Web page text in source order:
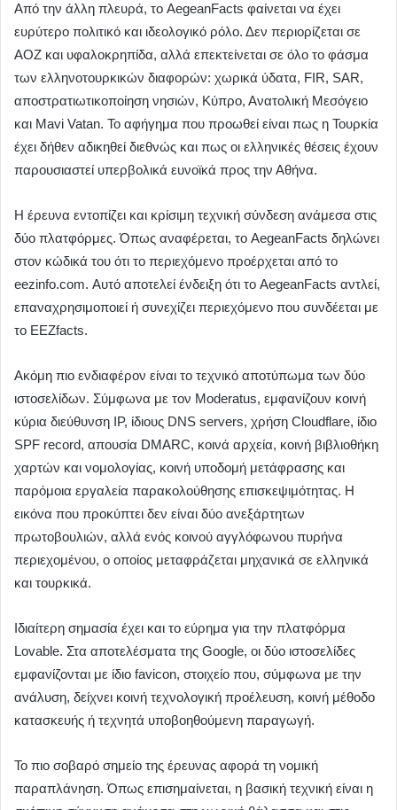
Από την άλλη πλευρά, το AegeanFacts φαίνεται να έχει
ευρύτερο πολιτικό και ιδεολογικό ρόλο. Δεν περιορίζεται σε
ΑΟΖ και υφαλοκρηπίδα, αλλά επεκτείνεται σε όλο το φάσμα
των ελληνοτουρκικών διαφορών: χωρικά ύδατα, FIR, SAR,
αποστρατιωτικοποίηση νησιών, Κύπρο, Ανατολική Μεσόγειο
και Mavi Vatan. Το αφήγημα που προωθεί είναι πως η Τουρκία
έχει δήθεν αδικηθεί διεθνώς και πως οι ελληνικές θέσεις έχουν
παρουσιαστεί υπερβολικά ευνοϊκά προς την Αθήνα.
Η έρευνα εντοπίζει και κρίσιμη τεχνική σύνδεση ανάμεσα στις
δύο πλατφόρμες. Όπως αναφέρεται, το AegeanFacts δηλώνει
στον κώδικά του ότι το περιεχόμενο προέρχεται από το
eezinfo.com. Αυτό αποτελεί ένδειξη ότι το AegeanFacts αντλεί,
επαναχρησιμοποιεί ή συνεχίζει περιεχόμενο που συνδέεται με
το EEZfacts.
Ακόμη πιο ενδιαφέρον είναι το τεχνικό αποτύπωμα των δύο
ιστοσελίδων. Σύμφωνα με τον Moderatus, εμφανίζουν κοινή
κύρια διεύθυνση IP, ίδιους DNS servers, χρήση Cloudflare, ίδιο
SPF record, απουσία DMARC, κοινά αρχεία, κοινή βιβλιοθήκη
χαρτών και νομολογίας, κοινή υποδομή μετάφρασης και
παρόμοια εργαλεία παρακολούθησης επισκεψιμότητας. Η
εικόνα που προκύπτει δεν είναι δύο ανεξάρτητων
πρωτοβουλιών, αλλά ενός κοινού αγγλόφωνου πυρήνα
περιεχομένου, ο οποίος μεταφράζεται μηχανικά σε ελληνικά
και τουρκικά.
Ιδιαίτερη σημασία έχει και το εύρημα για την πλατφόρμα
Lovable. Στα αποτελέσματα της Google, οι δύο ιστοσελίδες
εμφανίζονται με ίδιο favicon, στοιχείο που, σύμφωνα με την
ανάλυση, δείχνει κοινή τεχνολογική προέλευση, κοινή μέθοδο
κατασκευής ή τεχνητά υποβοηθούμενη παραγωγή.
Το πιο σοβαρό σημείο της έρευνας αφορά τη νομική
παραπλάνηση. Όπως επισημαίνεται, η βασική τεχνική είναι η